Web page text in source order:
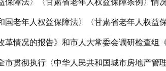
障法〉〈甘肃省老年人权益保障条例〉情
老年人权益保障法〉〈甘肃省老年人权益
情况的报告》和市人大常委会调研检查组
贯彻执行〈中华人民共和国城市房地产管